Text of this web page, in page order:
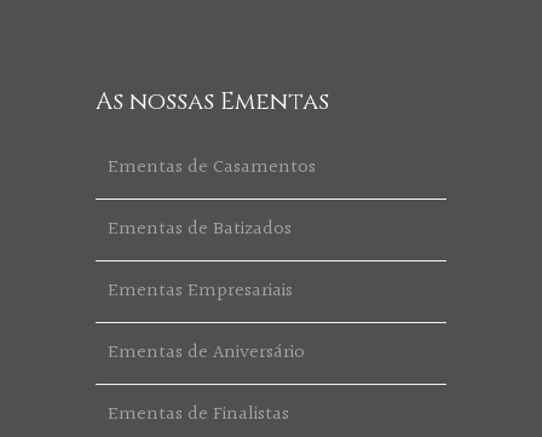
As nossas Ementas
Ementas de Casamentos
Ementas de Batizados
Ementas Empresariais
Ementas de Aniversário
Ementas de Finalistas